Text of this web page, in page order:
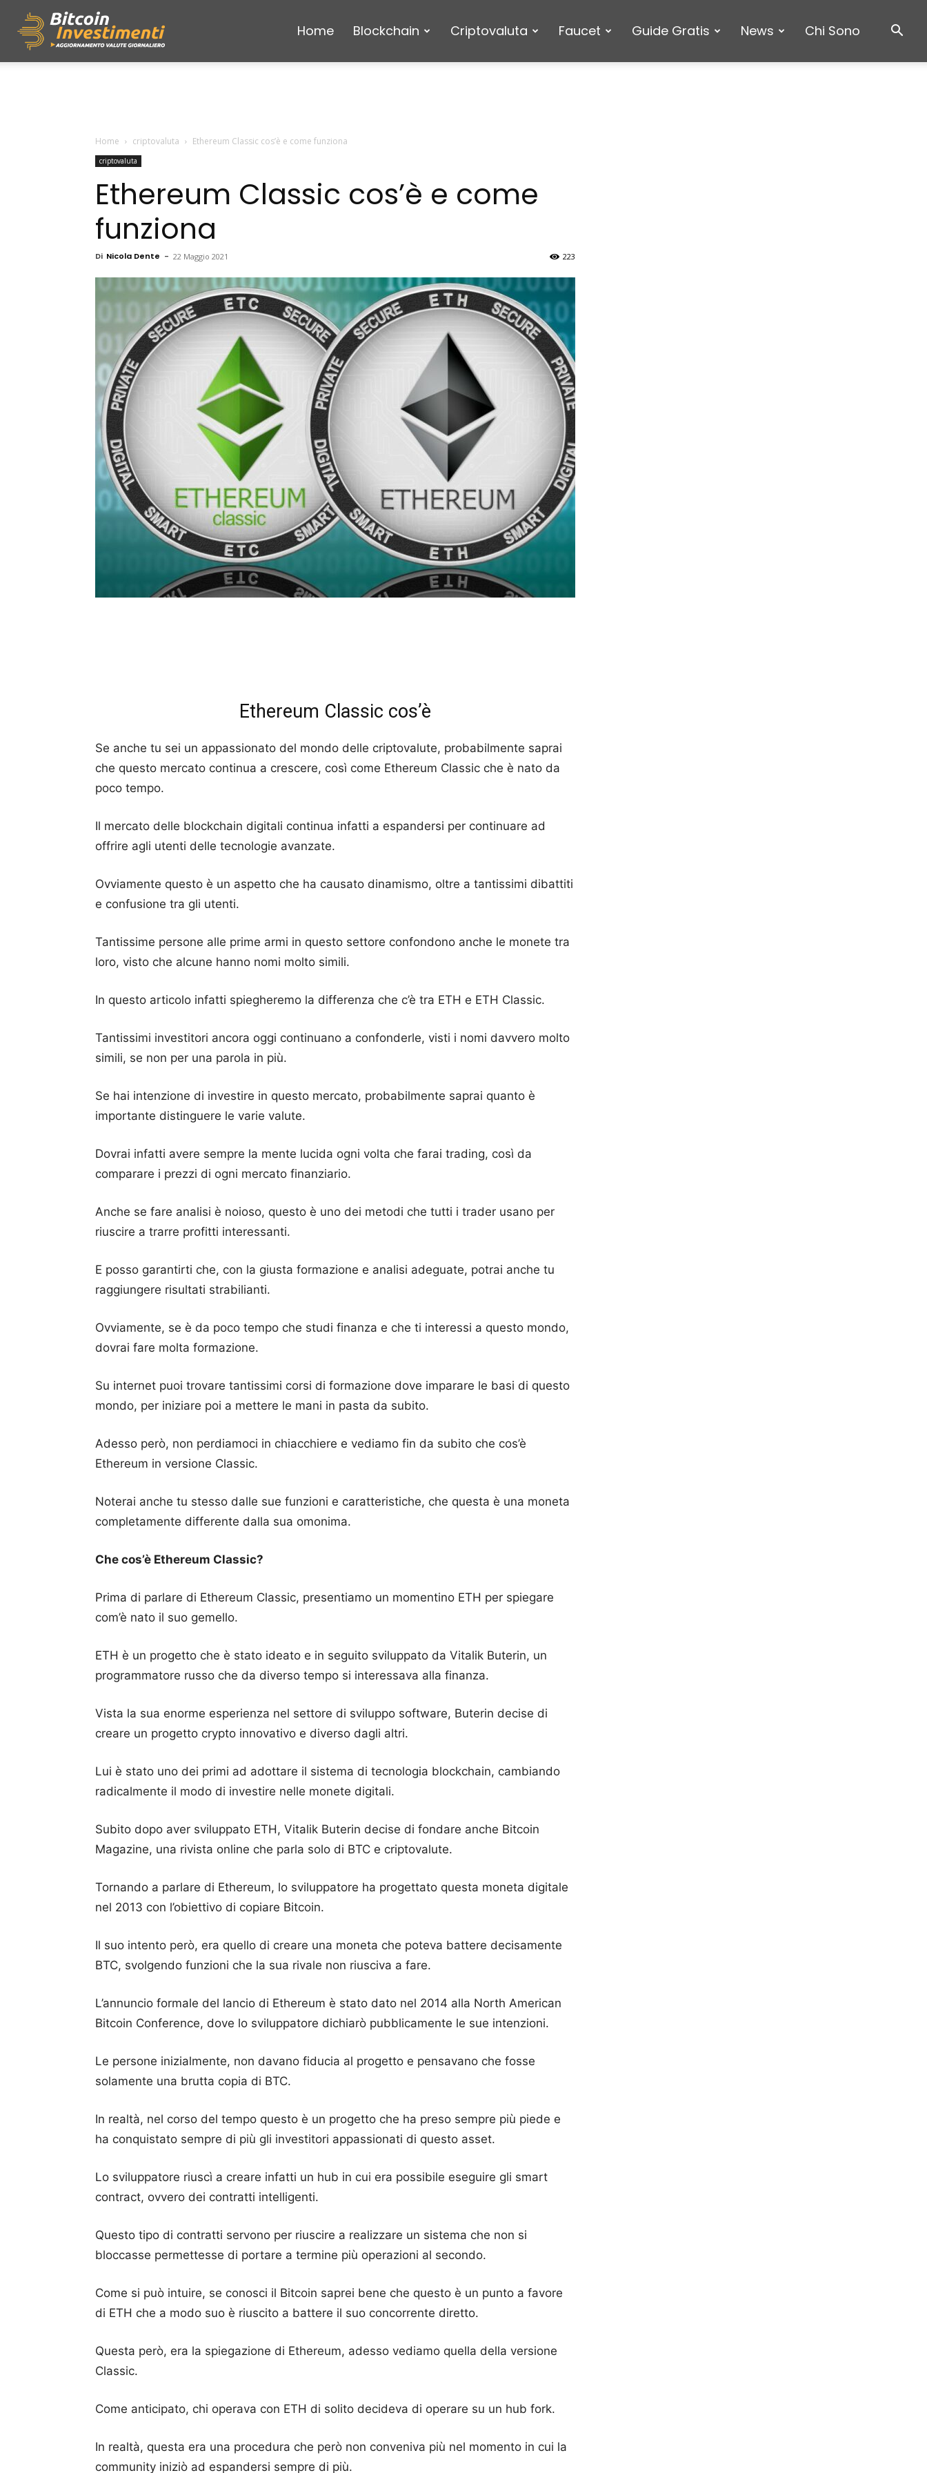
Home Blockchain Criptovaluta Faucet Guide Gratis News Chi Sono
Home criptovaluta Ethereum Classic cos’è e come funziona
criptovaluta
Ethereum Classic cos’è e come
funziona
Di Nicola Dente - 22 Maggio 2021 223
Ethereum Classic cos’è
Se anche tu sei un appassionato del mondo delle criptovalute, probabilmente saprai
che questo mercato continua a crescere, così come Ethereum Classic che è nato da
poco tempo.
Il mercato delle blockchain digitali continua infatti a espandersi per continuare ad
offrire agli utenti delle tecnologie avanzate.
Ovviamente questo è un aspetto che ha causato dinamismo, oltre a tantissimi dibattiti
e confusione tra gli utenti.
Tantissime persone alle prime armi in questo settore confondono anche le monete tra
loro, visto che alcune hanno nomi molto simili.
In questo articolo infatti spiegheremo la differenza che c’è tra ETH e ETH Classic.
Tantissimi investitori ancora oggi continuano a confonderle, visti i nomi davvero molto
simili, se non per una parola in più.
Se hai intenzione di investire in questo mercato, probabilmente saprai quanto è
importante distinguere le varie valute.
Dovrai infatti avere sempre la mente lucida ogni volta che farai trading, così da
comparare i prezzi di ogni mercato finanziario.
Anche se fare analisi è noioso, questo è uno dei metodi che tutti i trader usano per
riuscire a trarre profitti interessanti.
E posso garantirti che, con la giusta formazione e analisi adeguate, potrai anche tu
raggiungere risultati strabilianti.
Ovviamente, se è da poco tempo che studi finanza e che ti interessi a questo mondo,
dovrai fare molta formazione.
Su internet puoi trovare tantissimi corsi di formazione dove imparare le basi di questo
mondo, per iniziare poi a mettere le mani in pasta da subito.
Adesso però, non perdiamoci in chiacchiere e vediamo fin da subito che cos’è
Ethereum in versione Classic.
Noterai anche tu stesso dalle sue funzioni e caratteristiche, che questa è una moneta
completamente differente dalla sua omonima.
Che cos’è Ethereum Classic?
Prima di parlare di Ethereum Classic, presentiamo un momentino ETH per spiegare
com’è nato il suo gemello.
ETH è un progetto che è stato ideato e in seguito sviluppato da Vitalik Buterin, un
programmatore russo che da diverso tempo si interessava alla finanza.
Vista la sua enorme esperienza nel settore di sviluppo software, Buterin decise di
creare un progetto crypto innovativo e diverso dagli altri.
Lui è stato uno dei primi ad adottare il sistema di tecnologia blockchain, cambiando
radicalmente il modo di investire nelle monete digitali.
Subito dopo aver sviluppato ETH, Vitalik Buterin decise di fondare anche Bitcoin
Magazine, una rivista online che parla solo di BTC e criptovalute.
Tornando a parlare di Ethereum, lo sviluppatore ha progettato questa moneta digitale
nel 2013 con l’obiettivo di copiare Bitcoin.
Il suo intento però, era quello di creare una moneta che poteva battere decisamente
BTC, svolgendo funzioni che la sua rivale non riusciva a fare.
L’annuncio formale del lancio di Ethereum è stato dato nel 2014 alla North American
Bitcoin Conference, dove lo sviluppatore dichiarò pubblicamente le sue intenzioni.
Le persone inizialmente, non davano fiducia al progetto e pensavano che fosse
solamente una brutta copia di BTC.
In realtà, nel corso del tempo questo è un progetto che ha preso sempre più piede e
ha conquistato sempre di più gli investitori appassionati di questo asset.
Lo sviluppatore riuscì a creare infatti un hub in cui era possibile eseguire gli smart
contract, ovvero dei contratti intelligenti.
Questo tipo di contratti servono per riuscire a realizzare un sistema che non si
bloccasse permettesse di portare a termine più operazioni al secondo.
Come si può intuire, se conosci il Bitcoin saprei bene che questo è un punto a favore
di ETH che a modo suo è riuscito a battere il suo concorrente diretto.
Questa però, era la spiegazione di Ethereum, adesso vediamo quella della versione
Classic.
Come anticipato, chi operava con ETH di solito decideva di operare su un hub fork.
In realtà, questa era una procedura che però non conveniva più nel momento in cui la
community iniziò ad espandersi sempre di più.